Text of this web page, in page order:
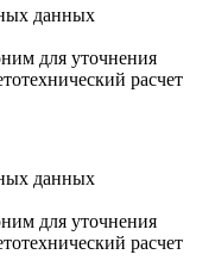
данных
для уточнения
расчет
данных
для уточнения
расчет